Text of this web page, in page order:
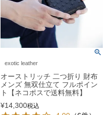
exotic leather
オーストリッチ 二つ折り 財布
メンズ 無双仕立て フルポイン
ト【ネコポスで送料無料】
¥14,300税込